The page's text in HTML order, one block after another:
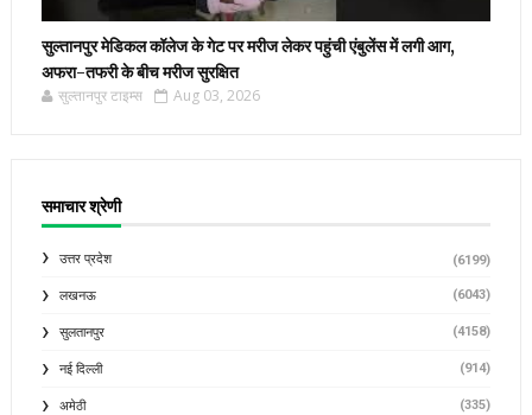
सुल्तानपुर मेडिकल कॉलेज के गेट पर मरीज लेकर पहुंची एंबुलेंस में लगी आग,
अफरा-तफरी के बीच मरीज सुरक्षित
सुल्तानपुर टाइम्स Aug 03, 2026
समाचार श्रेणी
उत्तर प्रदेश (6199)
लखनऊ (6043)
सुलतानपुर (4158)
नई दिल्ली (914)
अमेठी (335)